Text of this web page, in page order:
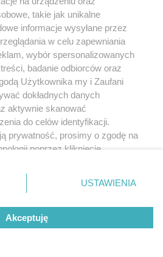
takie jak unikalne
informacje wysyłane przez
w celu zapewniania
wybór spersonalizowanych
badanie odbiorców oraz
Użytkownika my i Zaufani
dokładnych danych
aktywnie skanować
do celów identyfikacji.
prywatność, prosimy o zgodę na
poprzez kliknięcie
przycisk ustawień prywatności
dolnym rogu strony
nie wymagają zgody
prawo sprzeciwić się takiemu
będą miały zastosowanie tylko
USTAWIENIA
Akceptuję